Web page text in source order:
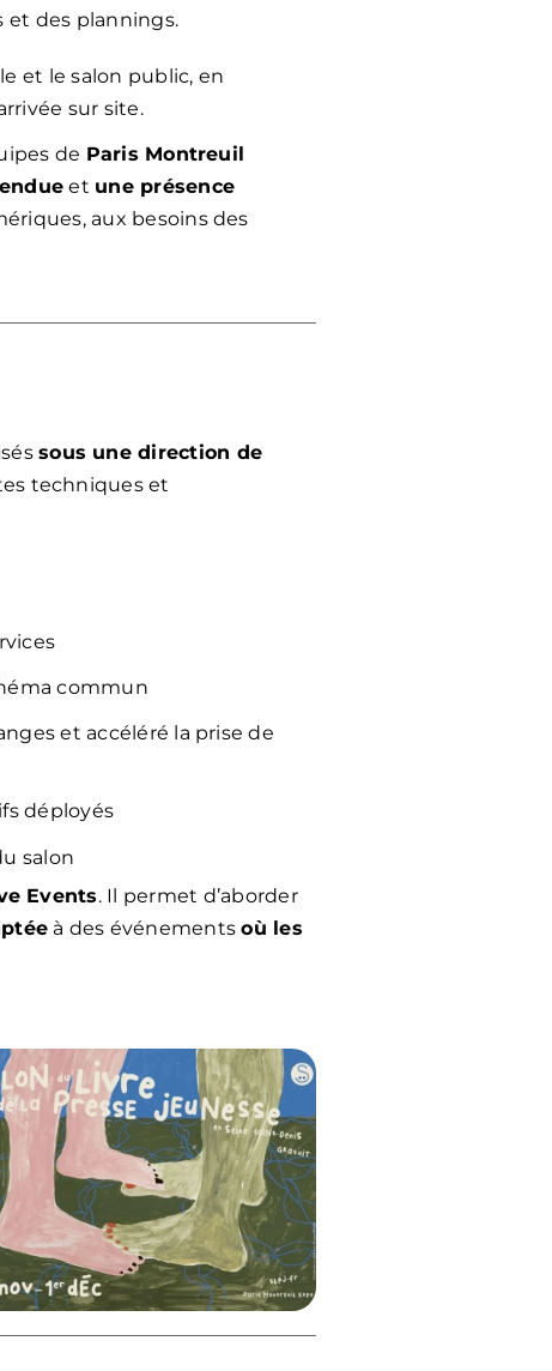
et des plannings.
et le salon public, en
sur site.
de Paris Montreuil
et une présence
aux besoins des
sous une direction de
techniques et
commun
et accéléré la prise de
déployés
salon
Events. Il permet d’aborder
à des événementsoù les